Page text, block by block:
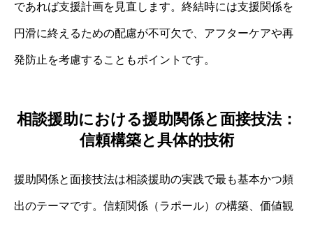
であれば支援計画を見直します。終結時には支援関係を
円滑に終えるための配慮が不可欠で、アフターケアや再
発防止を考慮することもポイントです。
相談援助における援助関係と面接技法：
信頼構築と具体的技術
援助関係と面接技法は相談援助の実践で最も基本かつ頻
出のテーマです。信頼関係（ラポール）の構築、価値観